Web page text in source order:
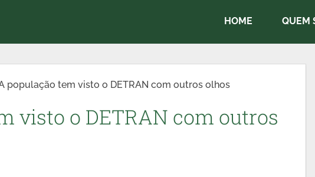
HOME QUEM
população tem visto o DETRAN com outros olhos
visto o DETRAN com outros